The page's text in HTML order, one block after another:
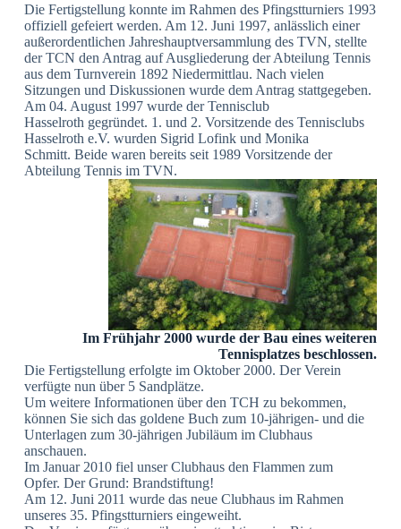
Im Frühjahr 2000 wurde der Bau eines weiteren
Tennisplatzes beschlossen.
Die Fertigstellung erfolgte im Oktober 2000. Der Verein
verfügte nun über 5 Sandplätze.
Um weitere Informationen über den TCH zu bekommen,
können Sie sich das goldene Buch zum 10-jährigen- und die
Unterlagen zum 30-jährigen Jubiläum im Clubhaus
anschauen.
Im Januar 2010 fiel unser Clubhaus den Flammen zum
Opfer. Der Grund: Brandstiftung!
Am 12. Juni 2011 wurde das neue Clubhaus im Rahmen
unseres 35. Pfingstturniers eingeweiht.
Die Fertigstellung konnte im Rahmen des Pfingstturniers 1993
offiziell gefeiert werden. Am 12. Juni 1997, anlässlich einer
außerordentlichen Jahreshauptversammlung des TVN, stellte
der TCN den Antrag auf Ausgliederung der Abteilung Tennis
aus dem Turnverein 1892 Niedermittlau. Nach vielen
Sitzungen und Diskussionen wurde dem Antrag stattgegeben.
Am 04. August 1997 wurde der Tennisclub
Hasselroth gegründet. 1. und 2. Vorsitzende des Tennisclubs
Hasselroth e.V. wurden Sigrid Lofink und Monika
Schmitt. Beide waren bereits seit 1989 Vorsitzende der
Abteilung Tennis im TVN.